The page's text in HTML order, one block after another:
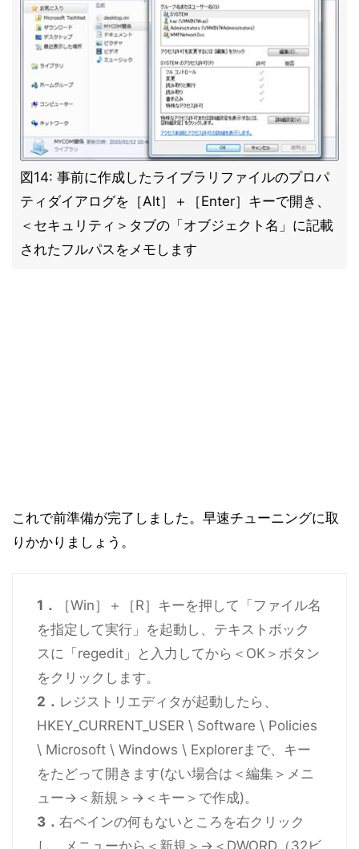
図14: 事前に作成したライブラリファイルのプロパ
ティダイアログを［Alt］＋［Enter］キーで開き、
＜セキュリティ＞タブの「オブジェクト名」に記載
されたフルパスをメモします
これで前準備が完了しました。早速チューニングに取
りかかりましょう。
1．
［Win］＋［R］キーを押して「ファイル名
を指定して実行」を起動し、テキストボック
スに「regedit」と入力してから＜OK＞ボタン
をクリックします。
2． レジストリエディタが起動したら、
HKEY_CURRENT_USER \ Software \ Policies
\ Microsoft \ Windows \ Explorerまで、キー
をたどって開きます(ない場合は＜編集＞メニ
ュー→＜新規＞→＜キー＞で作成)。
3． 右ペインの何もないところを右クリック
し、メニューから＜新規＞→＜DWORD（32ビ